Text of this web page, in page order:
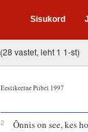
Sisukord
(28 vastet, leht 1 1-st)
Eestikeelne Piibel 1997
2 Õnnis on see, kes